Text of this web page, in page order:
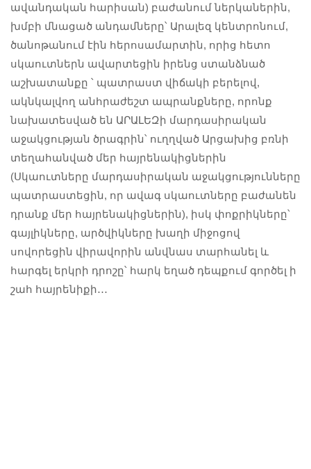
ավանդական հարիսան) բաժանում ներկաներին,
խմբի մնացած անդամները՝ Արալեզ կենտրոնում,
ծանոթանում էին հերոսամարտին, որից հետո
սկաուտներն ավարտեցին իրենց ստանձնած
աշխատանքը ՝ պատրաստ վիճակի բերելով,
ակնկալվող անհրաժեշտ ապրանքները, որոնք
նախատեսված են ԱՐԱԼԵԶի մարդասիրական
աջակցության ծրագրին՝ ուղղված Արցախից բռնի
տեղահանված մեր հայրենակիցներին
(Սկաուտները մարդասիրական աջակցությունները
պատրաստեցին, որ ավագ սկաուտները բաժանեն
դրանք մեր հայրենակիցներին), իսկ փոքրիկները՝
գայլիկները, արծվիկները խաղի միջոցով
սովորեցին վիրավորին անվնաս տարհանել և
հարգել երկրի դրոշը՝ հարկ եղած դեպքում գործել ի
շահ հայրենիքի․․․